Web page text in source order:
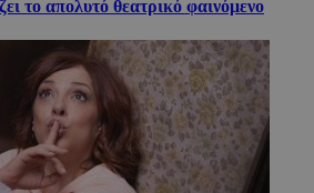
το απολυτό θεατρικό φαινόμενο